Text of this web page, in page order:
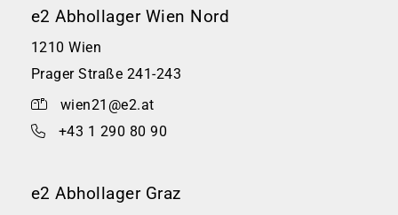
e2 Abhollager Wien Nord
1210 Wien
Prager Straße 241-243
wien21@e2.at
+43 1 290 80 90
e2 Abhollager Graz